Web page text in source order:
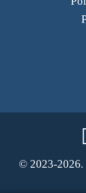
© 2023-2026.